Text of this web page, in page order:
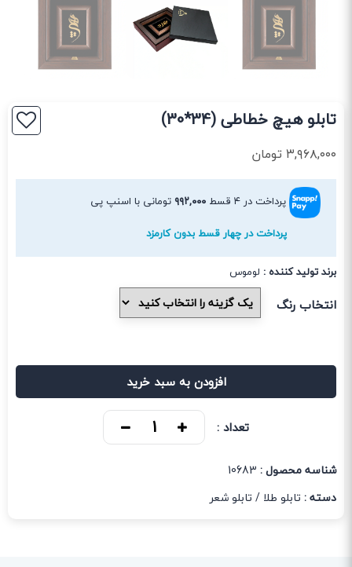
تابلو هیچ خطاطی (34*30)
۳,۹۶۸,۰۰۰ تومان
پرداخت در ۴ قسط ۹۹۲,۰۰۰تومانی با اسنپ پی
پرداخت در چهار قسط بدون کارمزد
برند تولید کننده : لوموس
انتخاب رنگ
افزودن به سبد خرید
تعداد :
شناسه محصول : 10683
دسته : تابلو طلا / تابلو شعر